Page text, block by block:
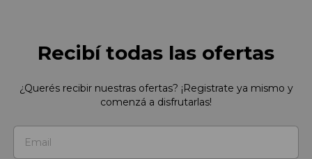
Recibí todas las ofertas
¿Querés recibir nuestras ofertas? ¡Registrate ya mismo y
comenzá a disfrutarlas!